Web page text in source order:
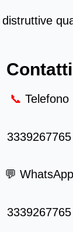
Contatti
📞 Telefono
3339267765
💬 WhatsApp
3339267765